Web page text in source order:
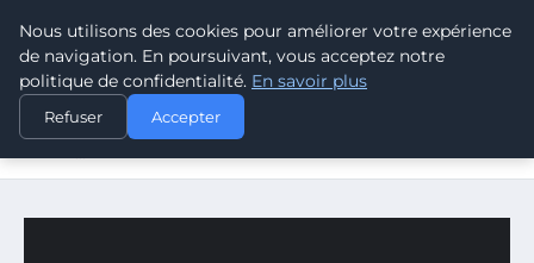
CLIMATE RESPONSE BLOG
ACCUEIL
CHANGEMENT CLIMATIQUE
: TOURNANT CLIMATIQUE ET CHAOS POLITIQUE SUR UNE
Nous utilisons des cookies pour améliorer votre expérience
de navigation. En poursuivant, vous acceptez notre
politique de confidentialité. En savoir plus
Refuser Accepter